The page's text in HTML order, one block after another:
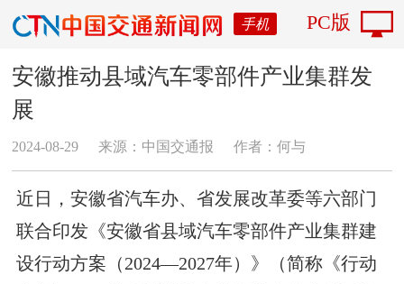
手机 PC版
安徽推动县域汽车零部件产业集群发
展
2024-08-29 来源：中国交通报 作者：何与
近日，安徽省汽车办、省发展改革委等六部门
联合印发《安徽省县域汽车零部件产业集群建
设行动方案（2024—2027年）》（简称《行动